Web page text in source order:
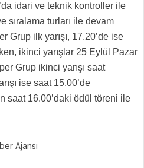
idari ve teknik kontroller ile
sıralama turları ile devam
Grup ilk yarışı, 17.20’de ise
ikinci yarışlar 25 Eylül Pazar
Grup ikinci yarışı saat
ise saat 15.00’de
saat 16.00’daki ödül töreni ile
Ajansı